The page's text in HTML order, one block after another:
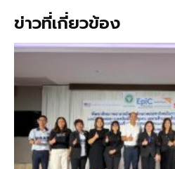
ข่าวที่เกี่ยวข้อง